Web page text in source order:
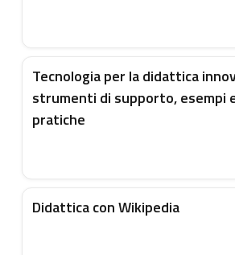
Tecnologia per la didattica
strumenti di supporto, esempi
pratiche
Didattica con Wikipedia